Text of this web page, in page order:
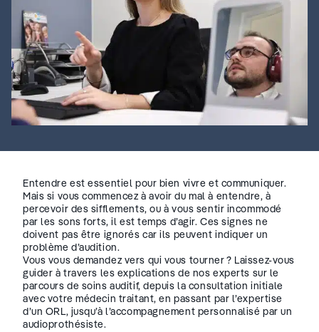
Entendre est essentiel pour bien vivre et communiquer.
Mais si vous commencez à avoir du mal à entendre, à
percevoir des sifflements, ou à vous sentir incommodé
par les sons forts, il est temps d’agir. Ces signes ne
doivent pas être ignorés car ils peuvent indiquer un
problème d’audition.
Vous vous demandez vers qui vous tourner ? Laissez-vous
guider à travers les explications de nos experts sur le
parcours de soins auditif, depuis la consultation initiale
avec votre médecin traitant, en passant par l’expertise
d’un ORL, jusqu’à l’accompagnement personnalisé par un
audioprothésiste.